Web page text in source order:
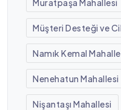
Müşteri Desteği ve
Namık Kemal
Nenehatun Mahallesi
Nişantaşı Mahallesi